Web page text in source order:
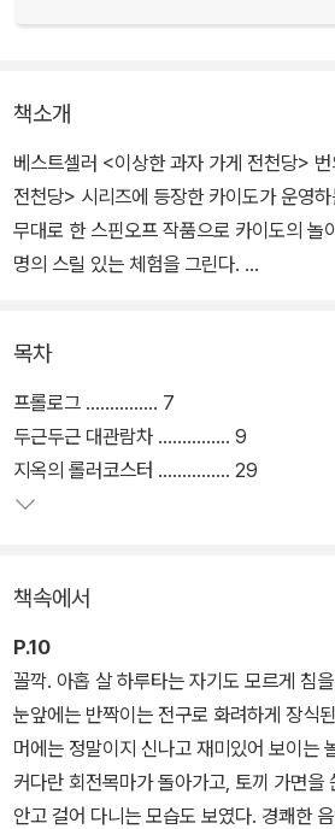
책소개
베스트셀러 <이상한 과자 가게 전천당>
전천당> 시리즈에 등장한 카이도가 운영
무대로 한 스핀오프 작품으로 카이도의 놀
명의 스릴 있는 체험을 그린다.
목마, 인형 극장 등 놀이공원에서 흔히 볼
만 <전천당>의 베니코도 “절대 발을 들여
말하는 것처럼, <천옥원>의 어트랙션에는
있다.
자와 사탕을 만들어 <천옥원> 안에 사탕
판매한다. 전천당 시리즈보다 더 강력하고
어 있어, 초등 고학년 또는 <이상한 과자 가
두 읽은 청소년이나 성인들도 충분히 재미
목차
프롤로그 …………… 7
두근두근 대관람차 …………… 9
지옥의 롤러코스터 …………… 29
책속에서
P.10
꼴깍. 아홉 살 하루타는 자기도 모르게 침
눈앞에는 반짝이는 전구로 화려하게 장식
머에는 정말이지 신나고 재미있어 보이는
커다란 회전목마가 돌아가고, 토끼 가면을
안고 걸어 다니는 모습도 보였다. 경쾌한